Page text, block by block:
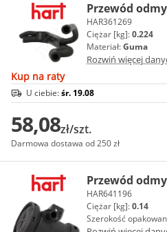
Przewód
HAR361269
Ciężar [kg]:0.224
Materiał:Guma
Rozwiń więcej
Kup na raty
U ciebie:śr. 19.08
58,08zł/szt.
Darmowa dostawa od 250 zł
Przewód
HAR641196
Ciężar [kg]:0.14
Szerokość